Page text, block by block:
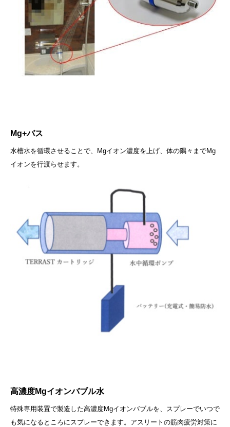
Mg+バス
水槽水を循環させることで、Mgイオン濃度を上げ、体の隅々までMg
イオンを行渡らせます。
高濃度Mgイオンバブル水
特殊専用装置で製造した高濃度Mgイオンバブルを、スプレーでいつで
も気になるところにスプレーできます。アスリートの筋肉疲労対策に